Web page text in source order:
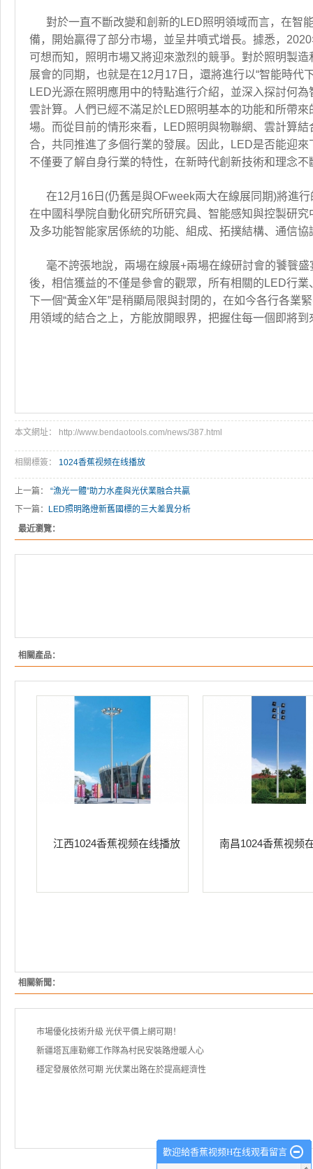
對於一直不斷改變和創新的LED照明領域而言，在智
備，開始贏得了部分市場，並呈井噴式增長。據悉，
可想而知，照明市場又將迎來激烈的競爭。對於照明製
展會的同期，也就是在12月17日，還將進行以“智能時
LED光源在照明應用中的特點進行介紹，並深入探討何
雲計算。人們已經不滿足於LED照明基本的功能和所帶
場。而從目前的情形來看，LED照明與物聯網、雲計算
合，共同推進了多個行業的發展。因此，LED是否能迎
不僅要了解自身行業的特性，在新時代創新技術和理念
在12月16日(仍舊是與OFweek兩大在線展同期)將進
在中國科學院自動化研究所研究員、智能感知與控製研
及多功能智能家居係統的功能、組成、拓撲結構、通信
毫不誇張地說，兩場在線展+兩場在線研討會的饕餮
後，相信獲益的不僅是參會的觀眾，所有相關的LED行
下一個“黃金X年”是稍顯局限與封閉的，在如今各行各
用領域的結合之上，方能放開眼界，把握住每一個即將
本文網址： http://www.bendaotools.com/news/387.html
相關標簽： 1024香蕉视频在线播放
上一篇： “漁光一體”助力水產與光伏業融合共贏
下一篇：
LED照明路燈新舊國標的三大差異分析
最近瀏覽：
相關產品：
江西1024香蕉视频在线播放 南昌1024香蕉视频
相關新聞：
市場優化技術升級 光伏平價上網可期！
新疆塔瓦庫勒鄉工作隊為村民安裝路燈暖人心
穩定發展依然可期 光伏業出路在於提高經濟性
歡迎給香蕉视频H在线观看留言